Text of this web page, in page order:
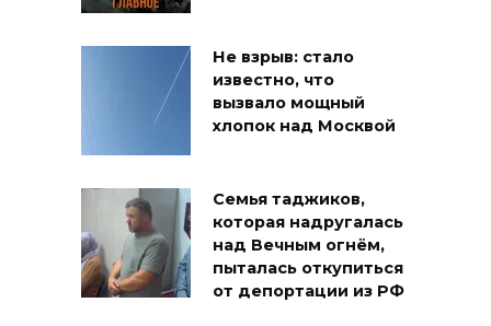
Не взрыв: стало
известно, что
вызвало мощный
хлопок над Москвой
Семья таджиков,
которая надругалась
над Вечным огнём,
пыталась откупиться
от депортации из РФ